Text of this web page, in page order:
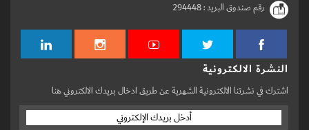
رقم صندوق البريد :294448
النشرة الالكترونية
اشترك في نشرتنا الالكترونية الشهرية عن طريق ادخال بريدك الالكتروني هنا